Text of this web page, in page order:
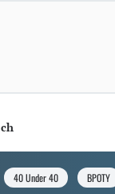
40 Under 40 BPOTY